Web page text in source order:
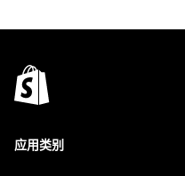
应用类别